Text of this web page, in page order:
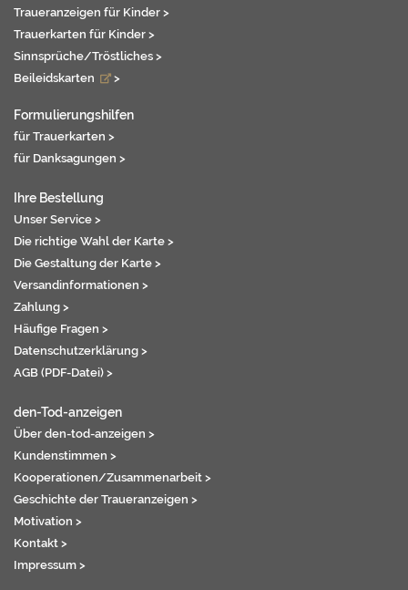
Traueranzeigen für Kinder >
Trauerkarten für Kinder >
Sinnsprüche/Tröstliches >
Beileidskarten
>
Formulierungshilfen
für Trauerkarten >
für Danksagungen >
Ihre Bestellung
Unser Service >
Die richtige Wahl der Karte >
Die Gestaltung der Karte >
Versandinformationen >
Zahlung >
Häufige Fragen >
Datenschutzerklärung >
AGB (PDF-Datei) >
den-Tod-anzeigen
Über den-tod-anzeigen >
Kundenstimmen >
Kooperationen/Zusammenarbeit >
Geschichte der Traueranzeigen >
Motivation >
Kontakt >
Impressum >